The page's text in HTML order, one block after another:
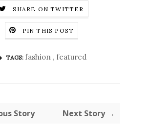
SHARE ON TWITTER
PIN THIS POST
TAGS: fashion , featured
Story Next Story →